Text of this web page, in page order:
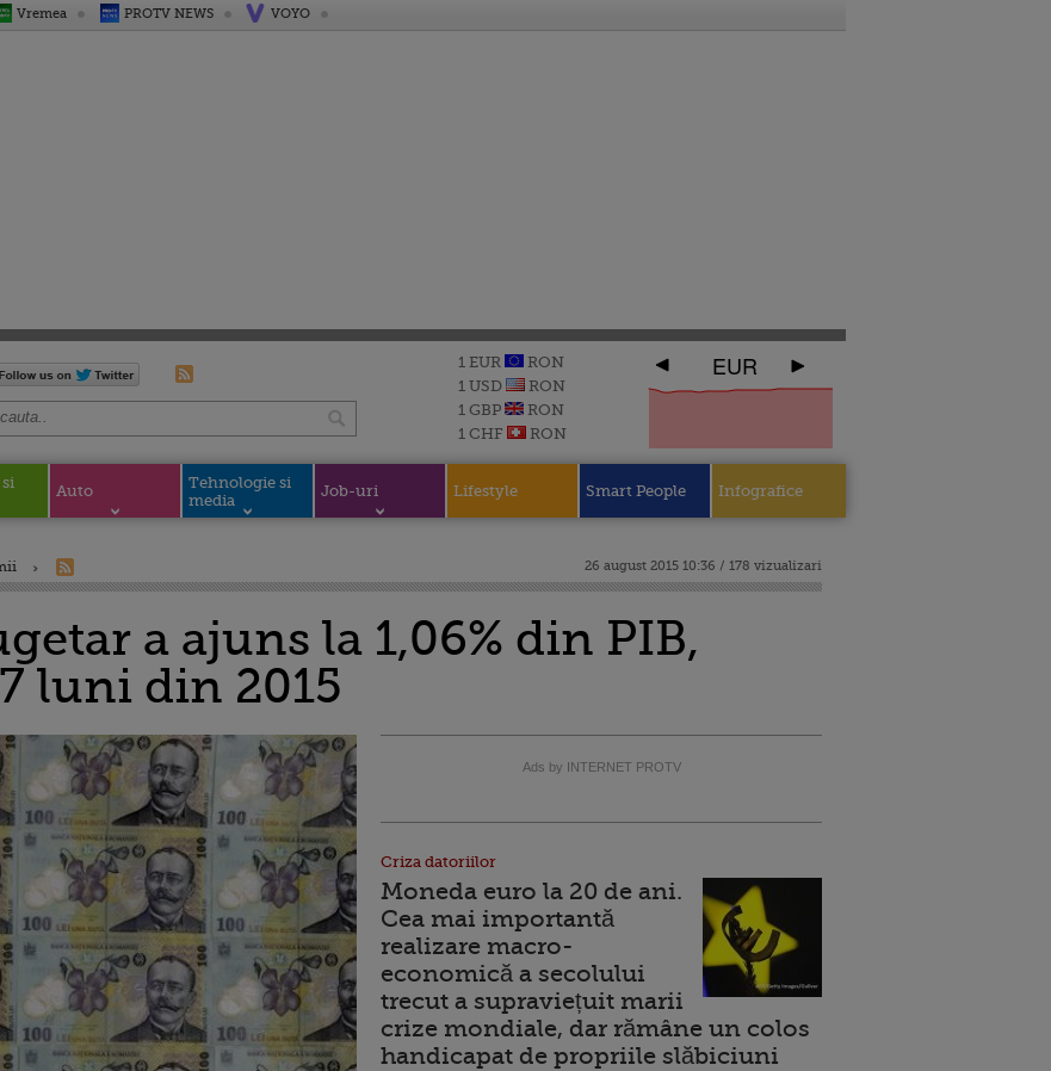
Vremea PROTV NEWS VOYO
1 EUR
RON
1 USD
RON
1 GBP
RON
1 CHF
RON
EUR
Auto
Tehnologie si
media
Job-uri Lifestyle Smart People Infografice
26 august 2015 10:36 / 178 vizualizari
a ajuns la 1,06% din PIB,
luni din 2015
Ads by INTERNET PROTV
Criza datoriilor
Moneda euro la 20 de ani.
Cea mai importantă
realizare macro-
economică a secolului
trecut a supraviețuit marii
crize mondiale, dar rămâne un colos
handicapat de propriile slăbiciuni